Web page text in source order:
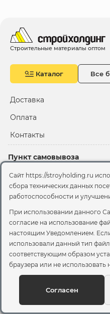
Строительные материалы оптом
Каталог Все
Доставка
Оплата
Контакты
Пункт самовывоза
2-й Иртышский проезд,
территория 2А стр.3
Офис
Москва, ул. Вятская, 49с1
© 2026 Стройхолдинг | г.
Договор оферта
Политика
Вы можете отозвать своё
sales@stroyholding.ru
Сайт https://stroyholding.ru
сбора технических данных
работоспособности и
При использовании данного
согласие на использование
настоящим Уведомлением.
использовали данный тип
соответствующим образом
браузера или не использовать
Согласен